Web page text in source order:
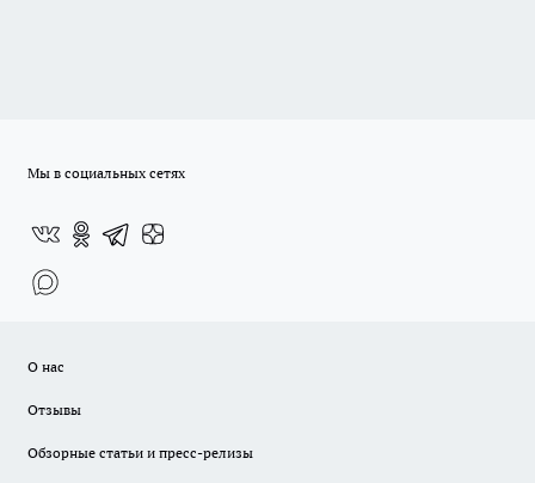
Мы в социальных сетях
О нас
Отзывы
Обзорные статьи и пресс-релизы